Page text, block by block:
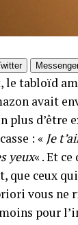
le tabloïd
avait
plus
: « Je
yeux« . Et
que ceux
vous ne
pour